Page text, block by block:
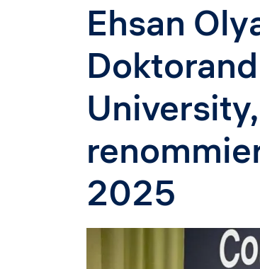
Ehsan
2025